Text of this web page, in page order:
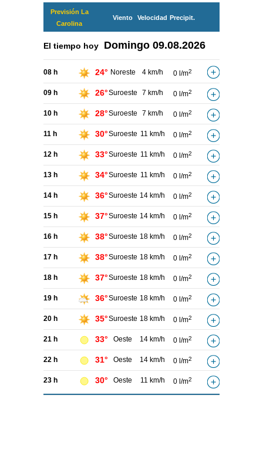
Previsión La
Carolina
Viento Velocidad Precipit.
El tiempo hoy Domingo 09.08.2026
08 h 24° Noreste 4 km/h 0 l/m2
09 h 26°Suroeste 7 km/h 0 l/m2
10 h 28°Suroeste 7 km/h 0 l/m2
11 h 30°Suroeste 11 km/h 0 l/m2
12 h 33°Suroeste 11 km/h 0 l/m2
13 h 34°Suroeste 11 km/h 0 l/m2
14 h 36°Suroeste 14 km/h 0 l/m2
15 h 37°Suroeste 14 km/h 0 l/m2
16 h 38°Suroeste 18 km/h 0 l/m2
17 h 38°Suroeste 18 km/h 0 l/m2
18 h 37°Suroeste 18 km/h 0 l/m2
19 h 36°Suroeste 18 km/h 0 l/m2
20 h 35°Suroeste 18 km/h 0 l/m2
21 h 33° Oeste 14 km/h 0 l/m2
22 h 31° Oeste 14 km/h 0 l/m2
23 h 30° Oeste 11 km/h 0 l/m2